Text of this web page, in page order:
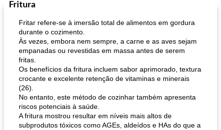
Fritura
Fritar refere-se à imersão total de alimentos em gordura
durante o cozimento.
Às vezes, embora nem sempre, a carne e as aves sejam
empanadas ou revestidas em massa antes de serem
fritas.
Os benefícios da fritura incluem sabor aprimorado, textura
crocante e excelente retenção de vitaminas e minerais
(26).
No entanto, este método de cozinhar também apresenta
riscos potenciais à saúde.
A fritura mostrou resultar em níveis mais altos de
subprodutos tóxicos como AGEs, aldeídos e HAs do que a